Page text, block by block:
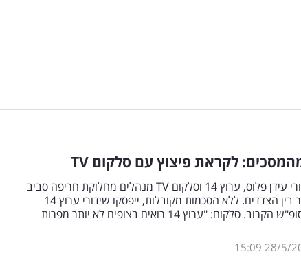
TV
ברקע הירידה משידורי עידן פלוס, ערוץ 14 וסלקום TV מנהלים מחלוקת חריפה סביב
המשך הסכם השידור בין הצדדים. ללא הסכמות מקובלות, ייפסקו שידורי ערוץ 14
בפלטפורמה כבר בסופ"ש הקרוב. סלקום: "ערוץ 14 רואים בצופים לא יותר מפרות
28/5/
15:09